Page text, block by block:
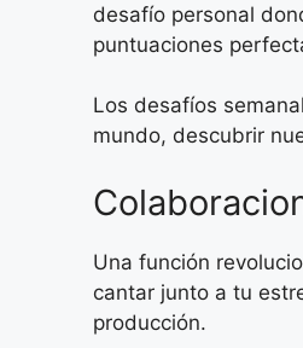
desafío personal
puntuaciones
Los desafíos
mundo, descubrir
Una función
cantar junto a tu
producción.